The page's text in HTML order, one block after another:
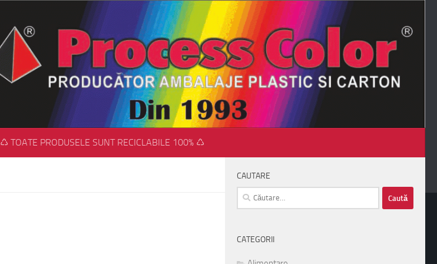
♺ TOATE PRODUSELE SUNT RECICLABILE 100% ♺
CAUTARE
Caută
după:
CATEGORII